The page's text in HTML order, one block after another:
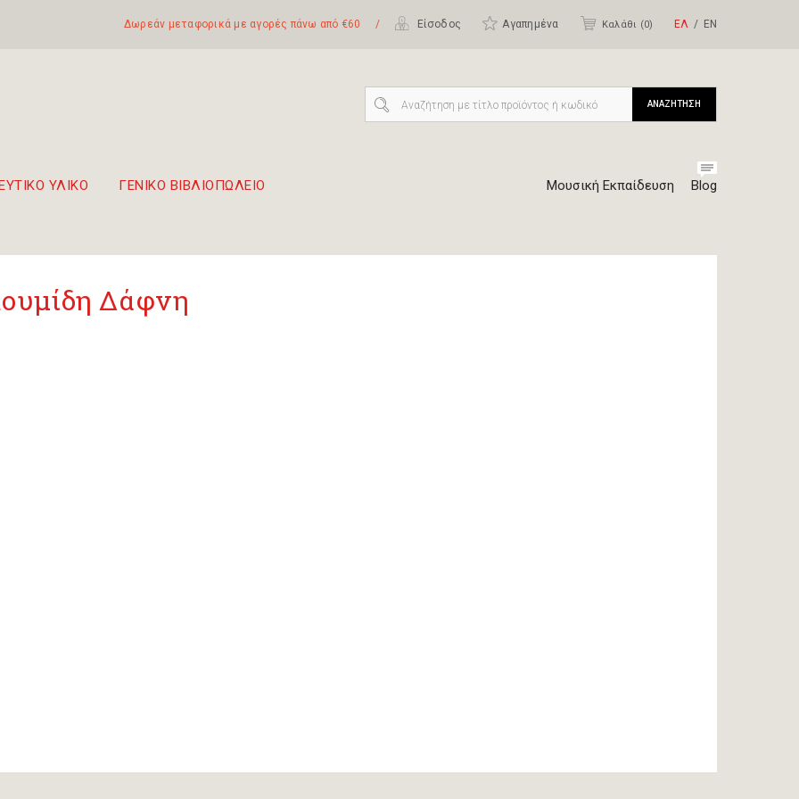
Δωρεάν μεταφορικά με αγορές πάνω από €60 / Είσοδος Αγαπημένα Καλάθι (0) ΕΛ ΕΝ
ΥΛΙΚΟ ΓΕΝΙΚΟ ΒΙΒΛΙΟΠΩΛΕΙΟ Μουσική Εκπαίδευση Blog
ΑΝΑΖΗΤΗΣΗ
Δάφνη